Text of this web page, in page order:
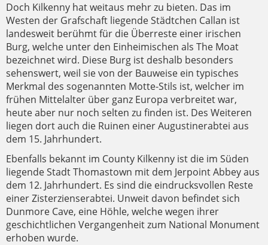
Doch Kilkenny hat weitaus mehr zu bieten. Das im
Westen der Grafschaft liegende Städtchen Callan ist
landesweit berühmt für die Überreste einer irischen
Burg, welche unter den Einheimischen als The Moat
bezeichnet wird. Diese Burg ist deshalb besonders
sehenswert, weil sie von der Bauweise ein typisches
Merkmal des sogenannten Motte-Stils ist, welcher im
frühen Mittelalter über ganz Europa verbreitet war,
heute aber nur noch selten zu finden ist. Des Weiteren
liegen dort auch die Ruinen einer Augustinerabtei aus
dem 15. Jahrhundert.
Ebenfalls bekannt im County Kilkenny ist die im Süden
liegende Stadt Thomastown mit dem Jerpoint Abbey aus
dem 12. Jahrhundert. Es sind die eindrucksvollen Reste
einer Zisterzienserabtei. Unweit davon befindet sich
Dunmore Cave, eine Höhle, welche wegen ihrer
geschichtlichen Vergangenheit zum National Monument
erhoben wurde.